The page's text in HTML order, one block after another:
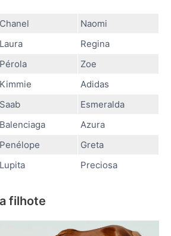
Chanel
Naomi
Laura
Regina
Pérola
Zoe
Kimmie
Adidas
Saab
Esmeralda
Balenciaga
Azura
Penélope
Greta
Lupita Preciosa
filhote